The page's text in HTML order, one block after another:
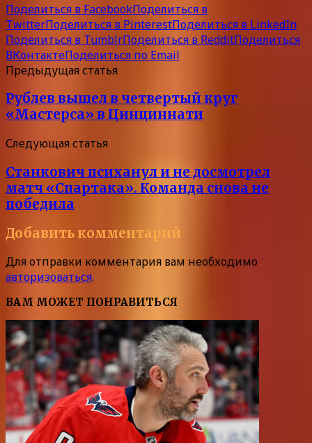
Поделиться в FacebookПоделиться в
TwitterПоделиться в PinterestПоделиться в LinkedIn
Поделиться в TumblrПоделиться в RedditПоделиться
ВКонтактеПоделиться по Email
Предыдущая статья
Рублев вышел в четвертый круг
«Мастерса» в Цинциннати
Следующая статья
Станкович психанул и не досмотрел
матч «Спартака». Команда снова не
победила
Добавить комментарий
Для отправки комментария вам необходимо
авторизоваться.
ВАМ МОЖЕТ ПОНРАВИТЬСЯ